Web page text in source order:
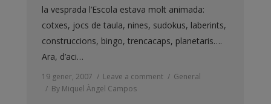
la vesprada l’Escola estava molt animada:
cotxes, jocs de taula, nines, sudokus, laberints,
construccions, bingo, trencacaps, planetaris….
Ara, d’aci…
19 gener, 2007 Leave a comment
General
By Miquel Àngel Campos